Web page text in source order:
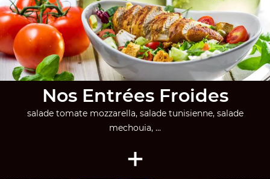
Nos Entrées Froides
salade tomate mozzarella, salade tunisienne, salade
mechouia, ...
+